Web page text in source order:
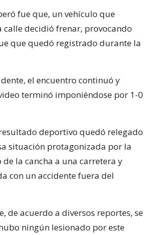
fue que, un vehículo que
decidió frenar, provocando
que quedó registrado durante la
el encuentro continuó y
terminó imponiéndose por 1-0
deportivo quedó relegado
situación protagonizada por la
la cancha a una carretera y
con un accidente fuera del
de acuerdo a diversos reportes, se
ningún lesionado por este